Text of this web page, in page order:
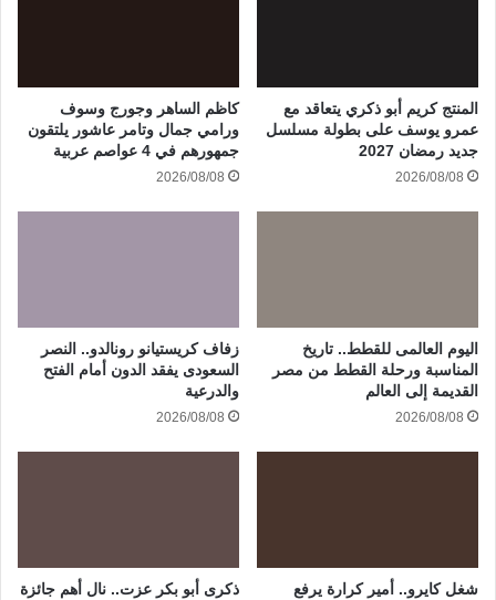
المنتج كريم أبو ذكري يتعاقد مع
عمرو يوسف على بطولة مسلسل
جديد رمضان 2027
2026/08/08
كاظم الساهر وجورج وسوف
ورامي جمال وتامر عاشور يلتقون
جمهورهم في 4 عواصم عربية
2026/08/08
اليوم العالمى للقطط.. تاريخ
المناسبة ورحلة القطط من مصر
القديمة إلى العالم
2026/08/08
زفاف كريستيانو رونالدو.. النصر
السعودى يفقد الدون أمام الفتح
والدرعية
2026/08/08
شغل كايرو.. أمير كرارة يرفع
ذكرى أبو بكر عزت.. نال أهم جائزة